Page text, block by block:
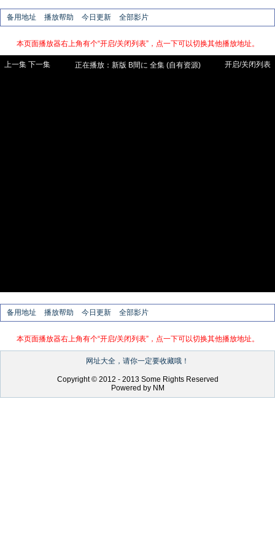
备用地址 播放帮助 今日更新 全部影片
本页面播放器右上角有个“开启/关闭列表”，点一下可以切换其他播放地址。
上一集 下一集 正在播放： 新版 B間に 全集 (自有资源)
开启/关闭列表
备用地址 播放帮助 今日更新 全部影片
本页面播放器右上角有个“开启/关闭列表”，点一下可以切换其他播放地址。
网址大全，请你一定要收藏哦！
Copyright © 2012 - 2013 Some Rights Reserved
Powered by NM